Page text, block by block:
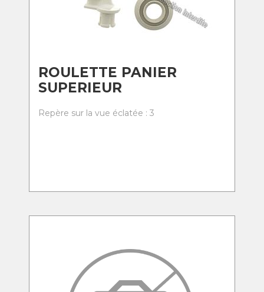
ROULETTE PANIER
SUPERIEUR
Repère sur la vue éclatée : 3